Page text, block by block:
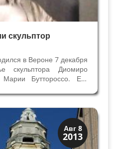
скульптор
в Вероне 7 декабря
скульптора Диомиро
Буттороссо. Его
Первые сведения о
касаются совместной
над...
Авг 8
2013